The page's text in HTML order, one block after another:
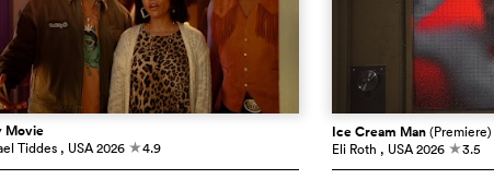
Movie
Tiddes , USA 2026 c4.9
Ice Cream Man(Premiere)
Eli Roth , USA2026 c3.5